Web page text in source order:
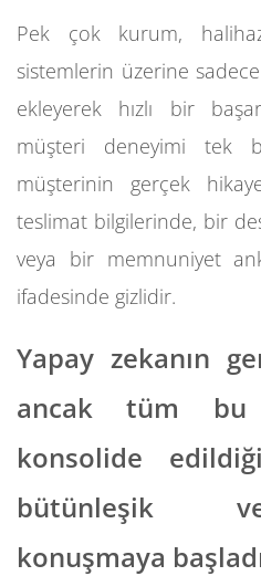
Pek çok kurum,
sistemlerin üzerine
ekleyerek hızlı bir
müşteri deneyimi tek
müşterinin gerçek
teslimat bilgilerinde, bir
veya bir memnuniyet
ifadesinde gizlidir.
Yapay zekanın
ancak tüm bu
konsolide
bütünleşik
konuşmaya